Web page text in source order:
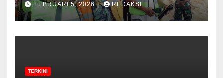
FEBRUARI 5, 2026 REDAKSI
TERKINI